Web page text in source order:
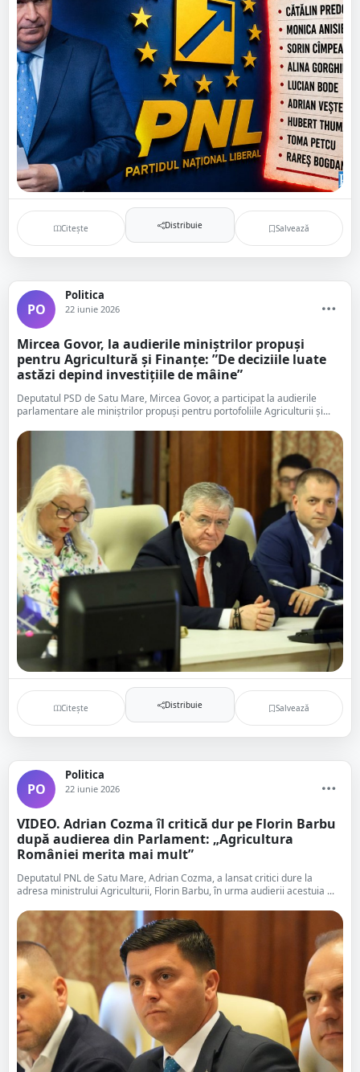
Citește Distribuie Salvează
PO
Politica
22 iunie 2026
Mircea Govor, la audierile miniștrilor propuși
pentru Agricultură și Finanțe: ”De deciziile luate
astăzi depind investițiile de mâine”
Deputatul PSD de Satu Mare, Mircea Govor, a participat la audierile
parlamentare ale miniștrilor propuși pentru portofoliile Agriculturii și...
Citește Distribuie Salvează
PO
Politica
22 iunie 2026
VIDEO. Adrian Cozma îl critică dur pe Florin Barbu
după audierea din Parlament: „Agricultura
României merita mai mult”
Deputatul PNL de Satu Mare, Adrian Cozma, a lansat critici dure la
adresa ministrului Agriculturii, Florin Barbu, în urma audierii acestuia ...